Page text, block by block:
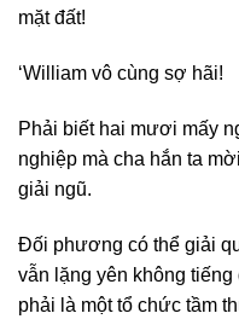
mặt đất!
‘William vô cùng sợ hãi!
Phải biết hai mươi mấy
nghiệp mà cha hắn ta
giải ngũ.
Đối phương có thể giải
vẫn lặng yên không
phải là một tổ chức tầm